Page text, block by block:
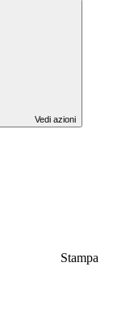
Vedi azioni
Stampa